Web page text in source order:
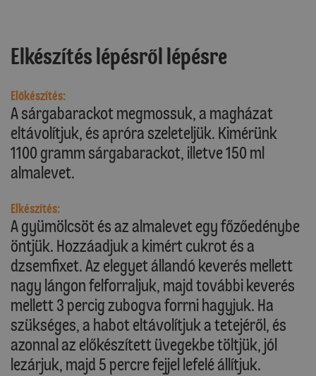
Elkészítés lépésről lépésre
Előkészítés:
A sárgabarackot megmossuk, a magházat
eltávolítjuk, és apróra szeleteljük. Kimérünk
1100 gramm sárgabarackot, illetve 150 ml
almalevet.
Elkészítés:
A gyümölcsöt és az almalevet egy főzőedénybe
öntjük. Hozzáadjuk a kimért cukrot és a
dzsemfixet. Az elegyet állandó keverés mellett
nagy lángon felforraljuk, majd további keverés
mellett 3 percig zubogva forrni hagyjuk. Ha
szükséges, a habot eltávolítjuk a tetejéről, és
azonnal az előkészített üvegekbe töltjük, jól
lezárjuk, majd 5 percre fejjel lefelé állítjuk.